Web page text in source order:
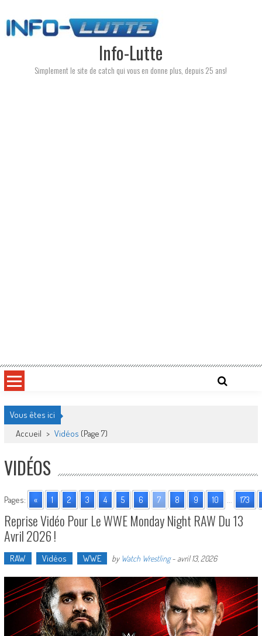
to
content
Info-Lutte
Simplement le site de catch qui vous en donne plus, depuis 25 ans!
Vous êtes ici
Accueil > Vidéos (Page 7)
VIDÉOS
Pages: « 1 2 3 4 5 6 7 8 9 10 ... 173
Reprise Vidéo Pour Le WWE Monday Night RAW Du 13
Avril 2026 !
RAW Vidéos WWE by Watch Wrestling- avril 13, 2026